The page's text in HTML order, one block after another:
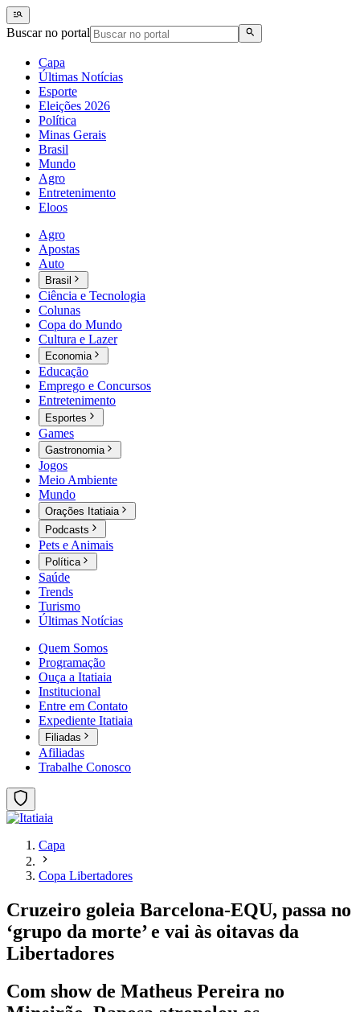
Buscar no portal
Capa
Últimas Notícias
Esporte
Eleições 2026
Política
Minas Gerais
Brasil
Mundo
Agro
Entretenimento
Eloos
Agro
Apostas
Auto
Brasil
Ciência e Tecnologia
Colunas
Copa do Mundo
Cultura e Lazer
Economia
Educação
Emprego e Concursos
Entretenimento
Esportes
Games
Gastronomia
Jogos
Meio Ambiente
Mundo
Orações Itatiaia
Podcasts
Pets e Animais
Política
Saúde
Trends
Turismo
Últimas Notícias
Quem Somos
Programação
Ouça a Itatiaia
Institucional
Entre em Contato
Expediente Itatiaia
Filiadas
Afiliadas
Trabalhe Conosco
Capa
Copa Libertadores
Cruzeiro goleia Barcelona-EQU, passa no
‘grupo da morte’ e vai às oitavas da
Libertadores
Com show de Matheus Pereira no